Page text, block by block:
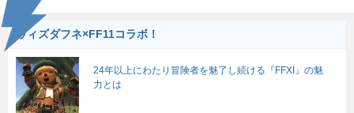
ウィズダフネ×FF11コラボ！
24年以上にわたり冒険者を魅了し続ける『FFXI』の魅
力とは